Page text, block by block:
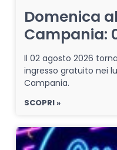
Domenica
Campania:
Il 02 agosto 2026
ingresso gratuito nei
Campania.
SCOPRI »